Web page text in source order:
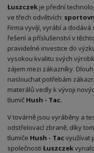
Łuszczek je přední
ve třech odvětvích:
Firma vyvíjí, vyrábí a
řešení a příslušenství v
pravidelné investice do
vysokou kvalitu svých
zájem mezi zákazníky.
naslouchat potřebám
materálů vedly k vývoji
tlumič Hush - Tac.
V továrně jsou vyráběny a
odstřelovací zbraně, díky
tlumiče Hush - Tacvyužívat
společnosti Łuszczek